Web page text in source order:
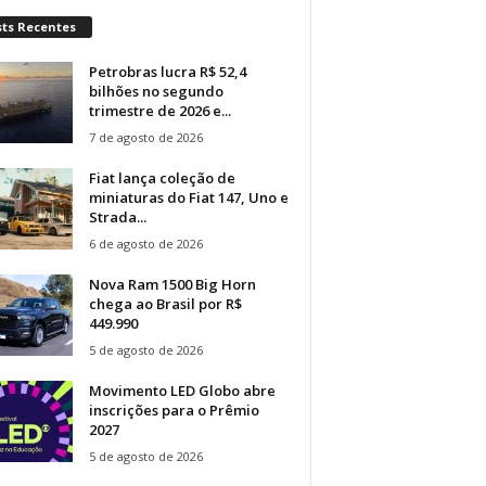
Recentes
Petrobras lucra R$ 52,4
bilhões no segundo
trimestre de 2026 e...
7 de agosto de 2026
Fiat lança coleção de
miniaturas do Fiat 147, Uno e
Strada...
6 de agosto de 2026
Nova Ram 1500 Big Horn
chega ao Brasil por R$
449.990
5 de agosto de 2026
Movimento LED Globo abre
inscrições para o Prêmio
2027
5 de agosto de 2026